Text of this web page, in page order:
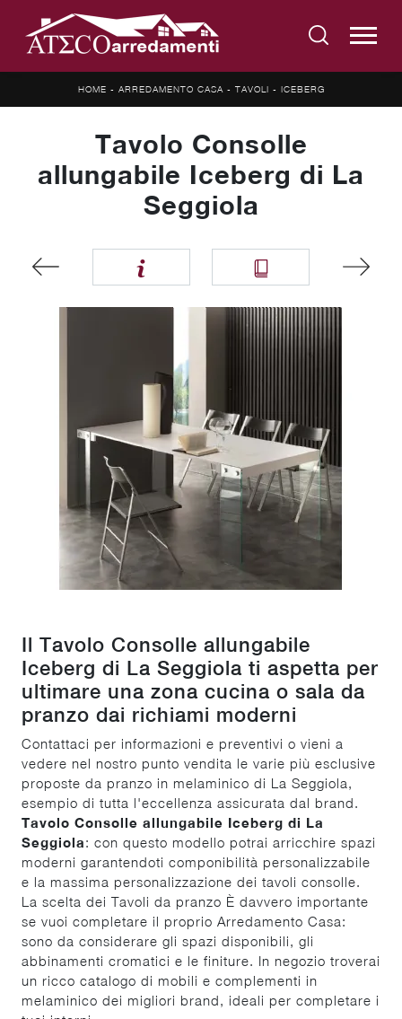
HOME - ARREDAMENTO CASA - TAVOLI - ICEBERG
Tavolo Consolle
allungabile Iceberg di La
Seggiola
Il Tavolo Consolle allungabile
Iceberg di La Seggiola ti aspetta per
ultimare una zona cucina o sala da
pranzo dai richiami moderni
Contattaci per informazioni e preventivi o vieni a
vedere nel nostro punto vendita le varie più esclusive
proposte da pranzo in melaminico di La Seggiola,
esempio di tutta l'eccellenza assicurata dal brand.
Tavolo Consolle allungabile Iceberg di La
Seggiola: con questo modello potrai arricchire spazi
moderni garantendoti componibilità personalizzabile
e la massima personalizzazione dei tavoli consolle.
La scelta dei Tavoli da pranzo È davvero importante
se vuoi completare il proprio Arredamento Casa:
sono da considerare gli spazi disponibili, gli
abbinamenti cromatici e le finiture. In negozio troverai
un ricco catalogo di mobili e complementi in
melaminico dei migliori brand, ideali per completare i